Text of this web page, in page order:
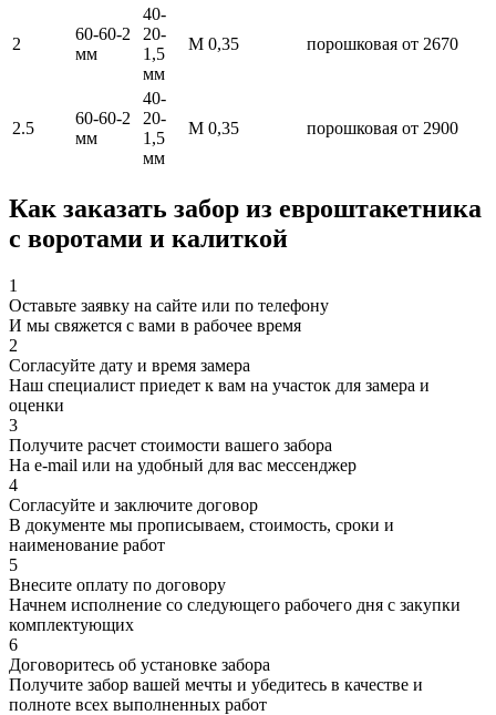
2
60-60-2
мм
40-
20-
1,5
мм
М 0,35 порошковая от 2670
2.5
60-60-2
мм
40-
20-
1,5
мм
М 0,35 порошковая от 2900
Как заказать забор из евроштакетника
с воротами и калиткой
1
Оставьте заявку на сайте или по телефону
И мы свяжется с вами в рабочее время
2
Согласуйте дату и время замера
Наш специалист приедет к вам на участок для замера и
оценки
3
Получите расчет стоимости вашего забора
На e-mail или на удобный для вас мессенджер
4
Согласуйте и заключите договор
В документе мы прописываем, стоимость, сроки и
наименование работ
5
Внесите оплату по договору
Начнем исполнение со следующего рабочего дня с закупки
комплектующих
6
Договоритесь об установке забора
Получите забор вашей мечты и убедитесь в качестве и
полноте всех выполненных работ